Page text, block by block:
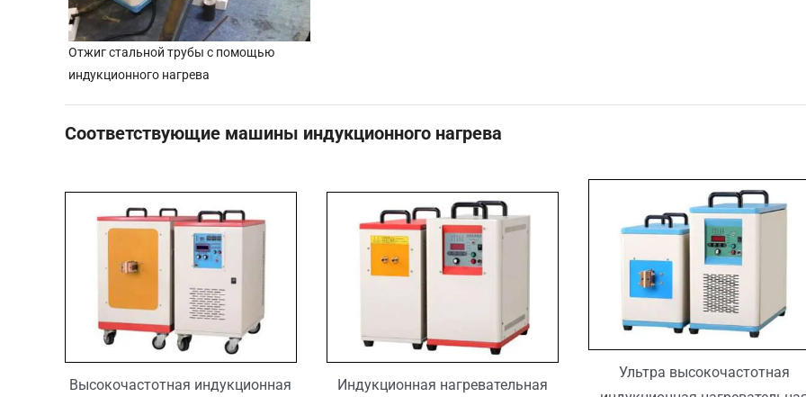
Отжиг стальной трубы с помощью
индукционного нагрева
Соответствующие машины индукционного нагрева
Высокочастотная индукционная Индукционная нагревательная
Ультра высокочастотная